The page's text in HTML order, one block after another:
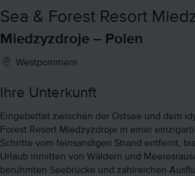
Sea & Forest Resort
Miedzyzdroje – Polen
Westpommern
Ihre Unterkunft
Eingebettet zwischen der Ostsee und dem
Forest Resort Miedzyzdroje in einer
Schritte vom feinsandigen Strand entfernt,
Urlaub inmitten von Wäldern und
berühmten Seebrücke und zahlreichen